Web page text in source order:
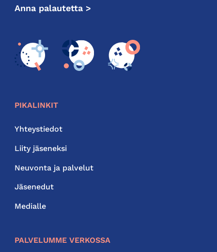
Anna palautetta >
PIKALINKIT
Yhteystiedot
Liity jäseneksi
Neuvonta ja palvelut
Jäsenedut
Medialle
PALVELUMME VERKOSSA